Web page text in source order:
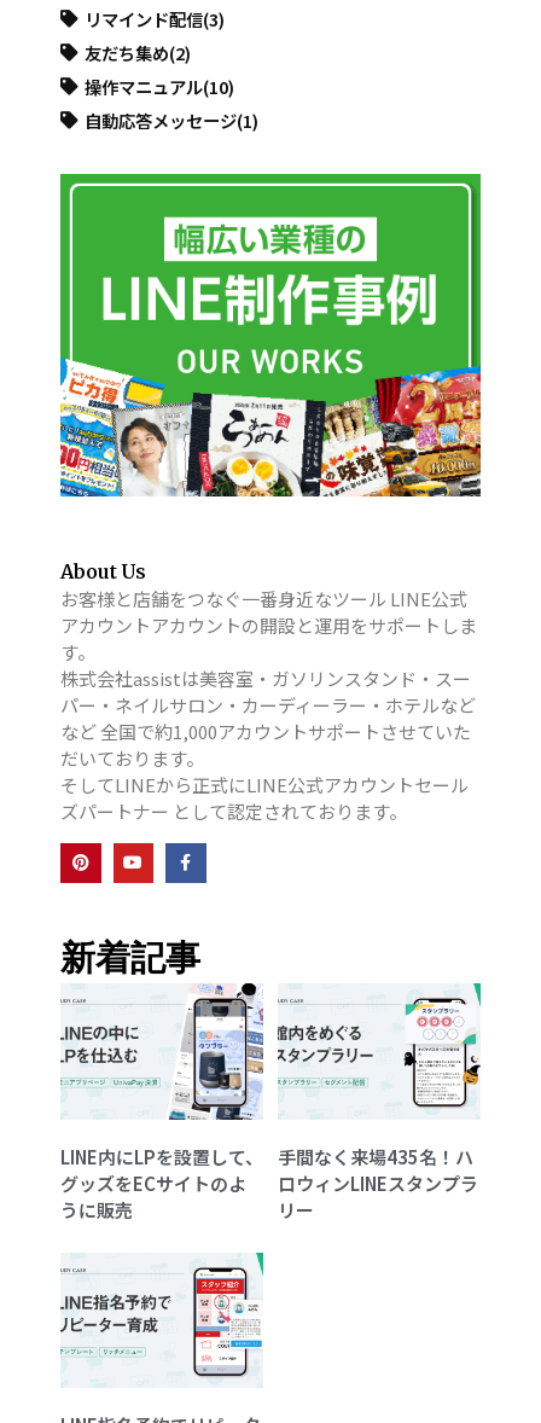
リマインド配信(3)
友だち集め(2)
操作マニュアル(10)
自動応答メッセージ(1)
About Us
お客様と店舗をつなぐ一番身近なツール LINE公式
アカウントアカウントの開設と運用をサポートしま
す。
株式会社assistは美容室・ガソリンスタンド・スー
パー・ネイルサロン・カーディーラー・ホテルなど
など 全国で約1,000アカウントサポートさせていた
だいております。
そしてLINEから正式にLINE公式アカウントセール
ズパートナー として認定されております。
新着記事
LINE内にLPを設置して、
グッズをECサイトのよ
うに販売
手間なく来場435名！ハ
ロウィンLINEスタンプラ
リー